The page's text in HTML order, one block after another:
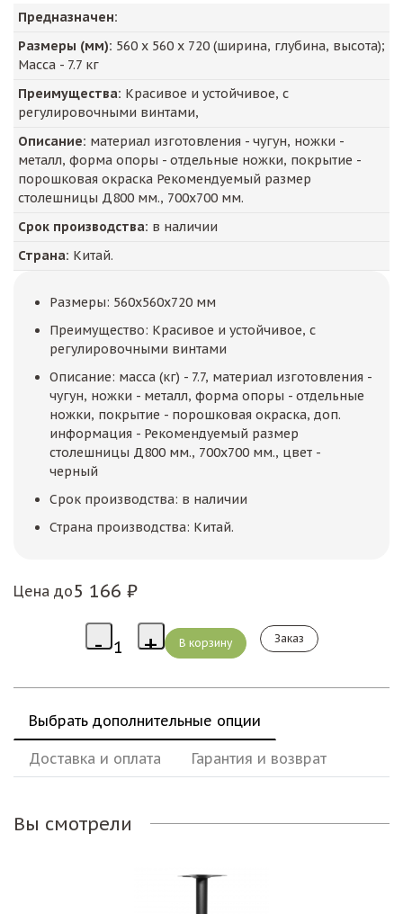
Предназначен:
Размеры (мм): 560 х 560 х 720 (ширина, глубина, высота);
Масса - 7.7 кг
Преимущества: Красивое и устойчивое, с
регулировочными винтами,
Описание: материал изготовления - чугун, ножки -
металл, форма опоры - отдельные ножки, покрытие -
порошковая окраска Рекомендуемый размер
столешницы Д800 мм., 700х700 мм.
Срок производства: в наличии
Страна: Китай.
Размеры: 560x560x720 мм
Преимущество: Красивое и устойчивое, с
регулировочными винтами
Описание: масса (кг) - 7.7, материал изготовления -
чугун, ножки - металл, форма опоры - отдельные
ножки, покрытие - порошковая окраска, доп.
информация - Рекомендуемый размер
столешницы Д800 мм., 700х700 мм., цвет -
черный
Срок производства: в наличии
Страна производства: Китай.
Цена до5 166 ₽
Заказ
Выбрать дополнительные опции
Доставка и оплата Гарантия и возврат
Вы смотрели